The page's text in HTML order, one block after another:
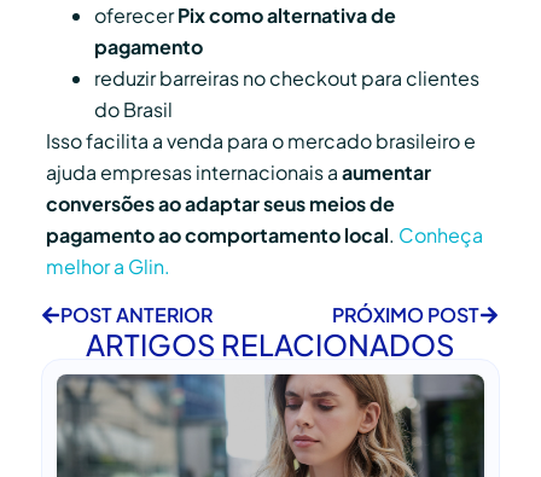
oferecerPix como alternativa de
pagamento
reduzir barreiras no checkout para clientes
do Brasil
Isso facilita a venda para o mercado brasileiro e
ajuda empresas internacionais aaumentar
conversões ao adaptar seus meios de
pagamento ao comportamento local. Conheça
melhor a Glin.
POST ANTERIOR
PRÓXIMO POST
ARTIGOS RELACIONADOS